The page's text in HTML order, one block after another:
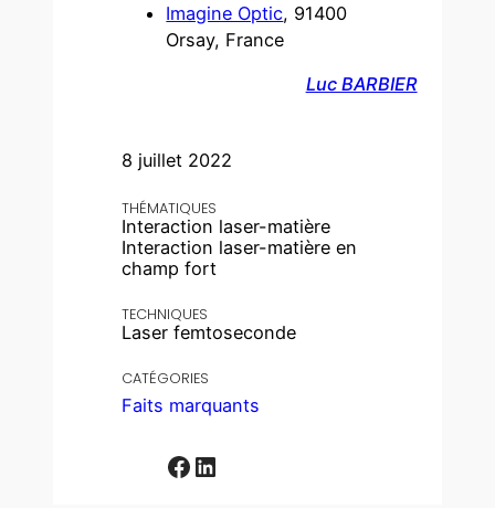
8 juillet 2022
THÉMATIQUES
Interaction laser-matière
Interaction laser-matière en
champ fort
TECHNIQUES
Laser femtoseconde
CATÉGORIES
Faits marquants
Facebook LinkedIn
Imagine Optic, 91400
Orsay, France
Luc BARBIER